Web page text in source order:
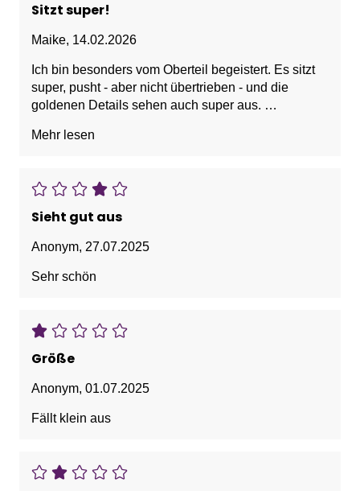
Sitzt super!
Maike, 14.02.2026
Ich bin besonders vom Oberteil begeistert. Es sitzt
super, pusht - aber nicht übertrieben - und die
goldenen Details sehen auch super aus.
Mehr lesen
Sieht gut aus
Anonym, 27.07.2025
Sehr schön
Größe
Anonym, 01.07.2025
Fällt klein aus